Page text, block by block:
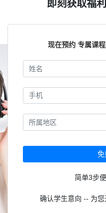
即刻获取福
现在预约 专属课
免
简单3步
确认学生意向 -- 为